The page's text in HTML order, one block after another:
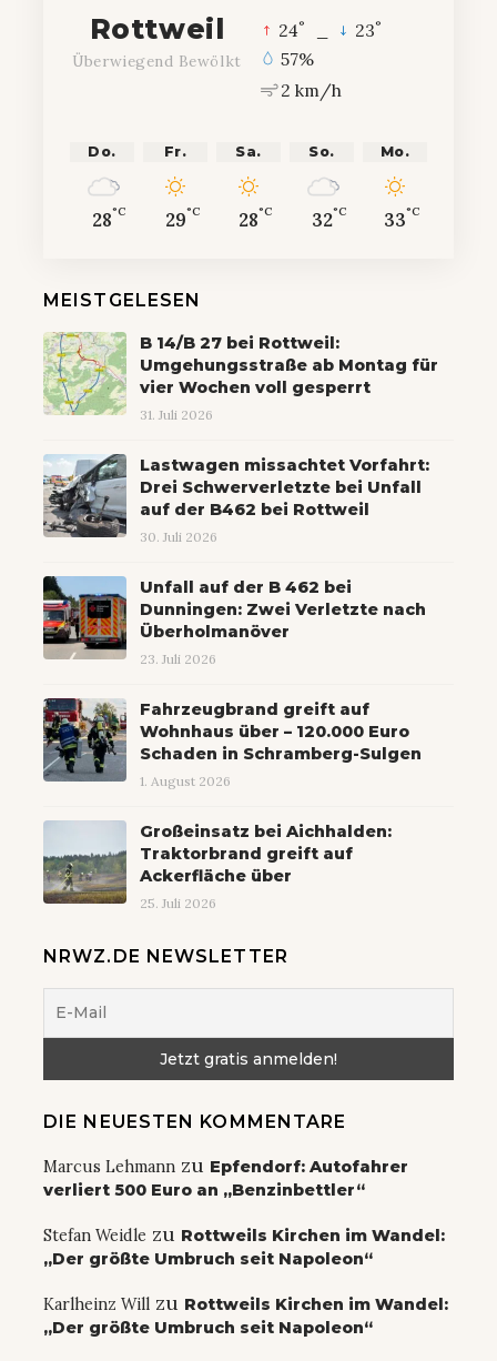
Rottweil
Überwiegend Bewölkt
24° 23°
57%
2 km/h
Do.
28°C
Fr.
29°C
Sa.
28°C
So.
32°C
Mo.
33°C
MEISTGELESEN
B 14/B 27 bei Rottweil:
Umgehungsstraße ab Montag für
vier Wochen voll gesperrt
31. Juli 2026
Lastwagen missachtet Vorfahrt:
Drei Schwerverletzte bei Unfall
auf der B462 bei Rottweil
30. Juli 2026
Unfall auf der B 462 bei
Dunningen: Zwei Verletzte nach
Überholmanöver
23. Juli 2026
Fahrzeugbrand greift auf
Wohnhaus über – 120.000 Euro
Schaden in Schramberg-Sulgen
1. August 2026
Großeinsatz bei Aichhalden:
Traktorbrand greift auf
Ackerfläche über
25. Juli 2026
NRWZ.DE NEWSLETTER
DIE NEUESTEN KOMMENTARE
Marcus Lehmann zu Epfendorf: Autofahrer
verliert 500 Euro an „Benzinbettler“
Stefan Weidle zu Rottweils Kirchen im Wandel:
„Der größte Umbruch seit Napoleon“
Karlheinz Will zu Rottweils Kirchen im Wandel:
„Der größte Umbruch seit Napoleon“